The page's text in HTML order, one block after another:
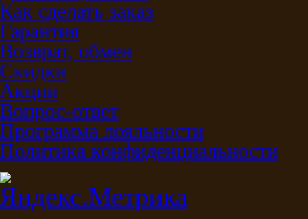
Как сделать заказ
Гарантия
Возврат, обмен
Скидки
Акции
Вопрос-ответ
Программа лояльности
Политика конфиденциальности